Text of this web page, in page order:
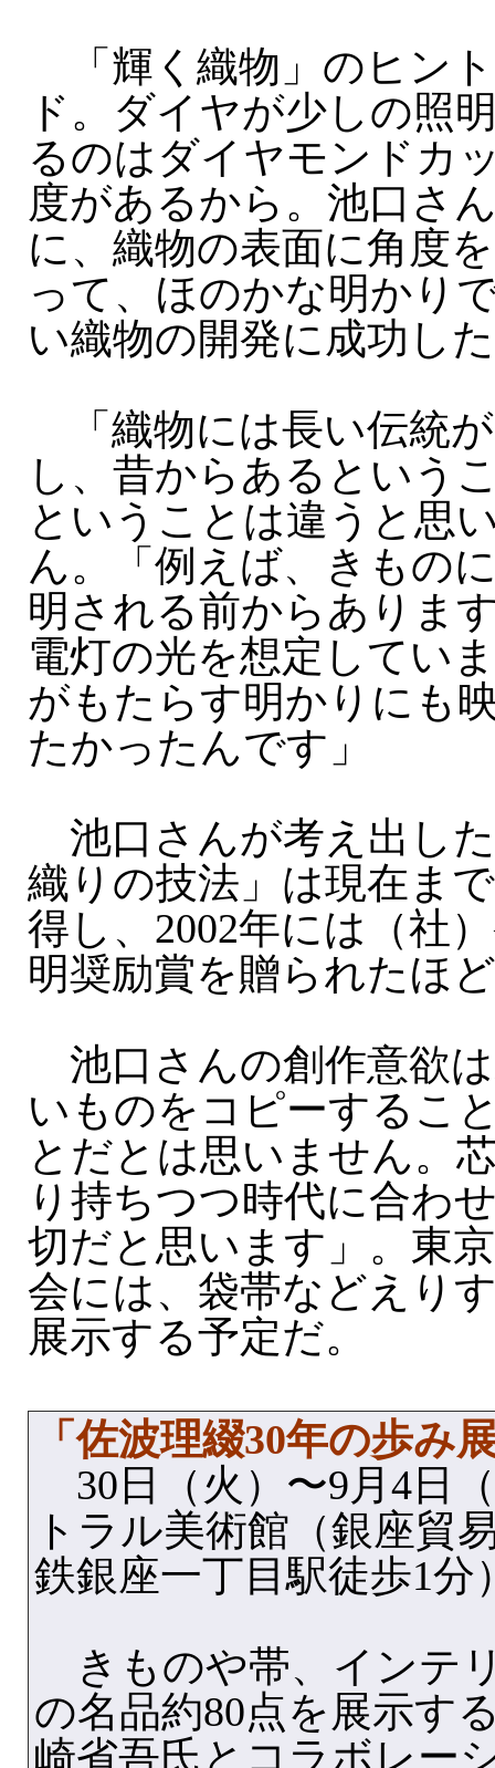
「輝く織物」のヒン
ド。ダイヤが少しの照
るのはダイヤモンドカ
度があるから。池口さ
に、織物の表面に角度
って、ほのかな明かり
い織物の開発に成功し
「織物には長い伝統
し、昔からあるという
ということは違うと思
ん。「例えば、きもの
明される前からありま
電灯の光を想定してい
がもたらす明かりにも
たかったんです」
池口さんが考え出し
織りの技法」は現在ま
得し、2002年には（社
明奨励賞を贈られたほ
池口さんの創作意欲
いものをコピーするこ
とだとは思いません。
り持ちつつ時代に合わ
切だと思います」。東
会には、袋帯などえり
展示する予定だ。
「佐波理綴30年の歩み
30日（火）〜9月4日
トラル美術館（銀座貿
鉄銀座一丁目駅徒歩1分
きものや帯、インテ
の名品約80点を展示す
崎省吾氏とコラボレー